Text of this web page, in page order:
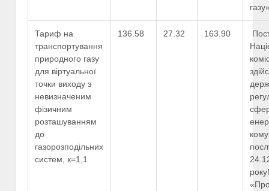
Тариф на
транспортування
природного газу
для віртуальної
точки виходу з
невизначеним
фізичним
розташуванням
до
газорозподільних
систем, к=1,1
136.58 27.32 163.90